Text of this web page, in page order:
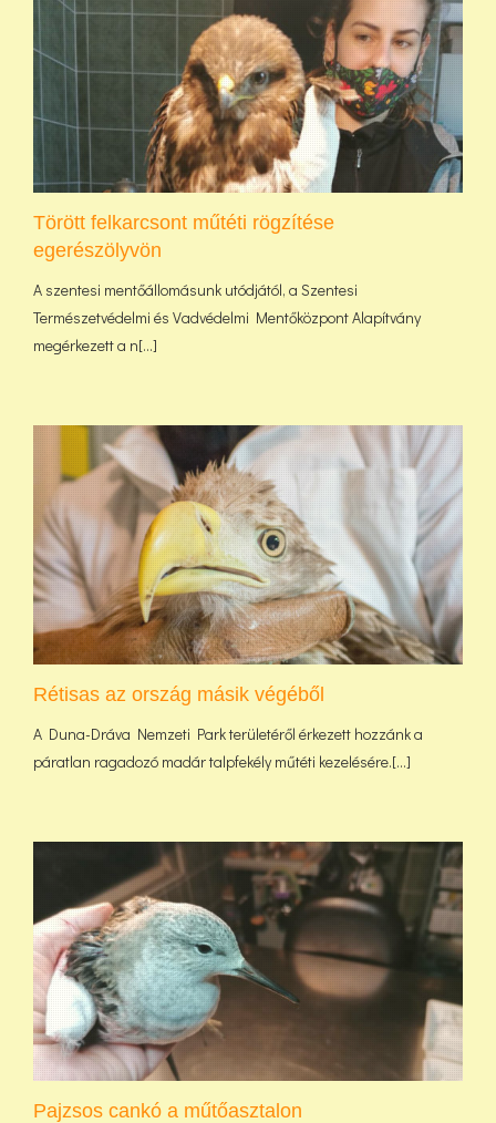
Törött felkarcsont műtéti rögzítése
egerészölyvön
A szentesi mentőállomásunk utódjától, a Szentesi
Természetvédelmi és Vadvédelmi Mentőközpont Alapítvány
megérkezett a n[...]
Rétisas az ország másik végéből
A Duna-Dráva Nemzeti Park területéről érkezett hozzánk a
páratlan ragadozó madár talpfekély műtéti kezelésére.[...]
Pajzsos cankó a műtőasztalon